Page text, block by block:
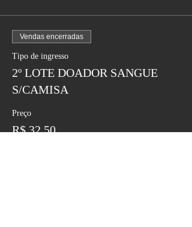
Vendas encerradas
Tipo de ingresso
2º LOTE DOADOR SANGUE
S/CAMISA
Preço
R$ 32,50